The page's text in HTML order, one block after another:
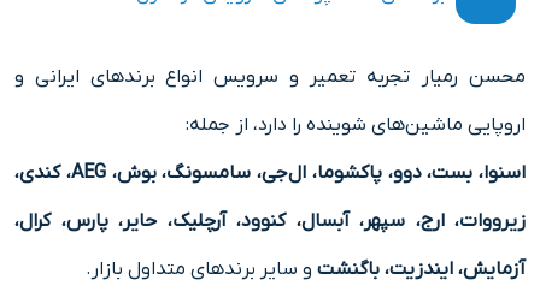
محسن رمیار تجربه تعمیر و سرویس انواع برندهای ایرانی و
اروپایی ماشین‌های شوینده را دارد، از جمله:
اسنوا، بست، دوو، پاکشوما، ال‌جی، سامسونگ، بوش، AEG، کندی،
زیرووات، ارج، سپهر، آبسال، کنوود، آرچلیک، حایر، پارس، کرال،
آزمایش، ایندزیت، باگنشت و سایر برندهای متداول بازار.